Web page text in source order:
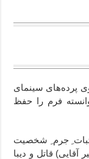
پرده‌های سینمای
فرم را حفظ
جرم ِ شخصیت
قاتل و دیبا